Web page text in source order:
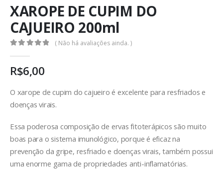
XAROPE DE CUPIM DO
CAJUEIRO 200ml
( Não há avaliações ainda. )
R$6,00
O xarope de cupim do cajueiro é excelente para resfriados e
doenças virais.
Essa poderosa composição de ervas fitoterápicos são muito
boas para o sistema imunológico, porque é eficaz na
prevenção da gripe, resfriado e doenças virais, também possui
uma enorme gama de propriedades anti-inflamatórias.